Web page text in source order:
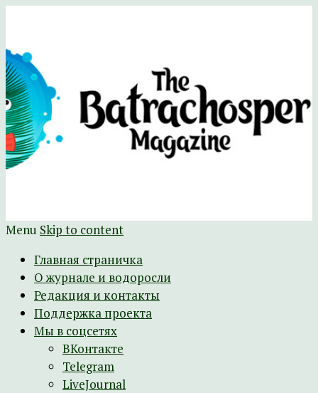
The Batrachospermum Magazine
Батрахоспермум (официальный сайт)
Menu Skip to content
Главная страничка
О журнале и водоросли
Редакция и контакты
Поддержка проекта
Мы в соцсетях
ВКонтакте
Telegram
LiveJournal